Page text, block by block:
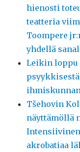
hienosti
teatteria
Toompere
yhdellä
Leikin loppu
Tšehovin
näyttämöllä
akrobatiaa